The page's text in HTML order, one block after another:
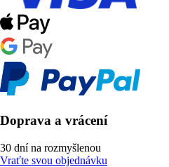
Doprava a vrácení
30 dní na rozmyšlenou
Vraťte svou objednávku